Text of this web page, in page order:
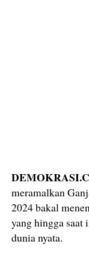
meramalkan
2024 bakal
yang hingga saat
dunia nyata.